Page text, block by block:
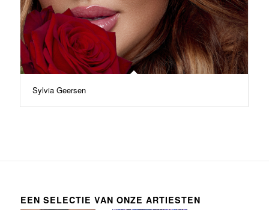
Sylvia Geersen
EEN SELECTIE VAN ONZE ARTIESTEN